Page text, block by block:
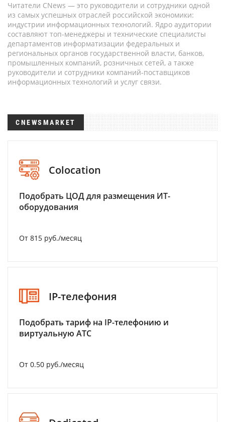
Читатели CNews — это руководители и сотрудники одной
из самых успешных отраслей российской экономики:
индустрии информационных технологий. Ядро аудитории
составляют топ-менеджеры и технические специалисты
департаментов информатизации федеральных и
региональных органов государственной власти, банков,
промышленных компаний, розничных сетей, а также
руководители и сотрудники компаний-поставщиков
информационных технологий и услуг связи.
CNEWSMARKET
Colocation
Подобрать ЦОД для размещения ИТ-
оборудования
От 815 руб./месяц
IP-телефония
Подобрать тариф на IP-телефонию и
виртуальную АТС
От 0.50 руб./месяц